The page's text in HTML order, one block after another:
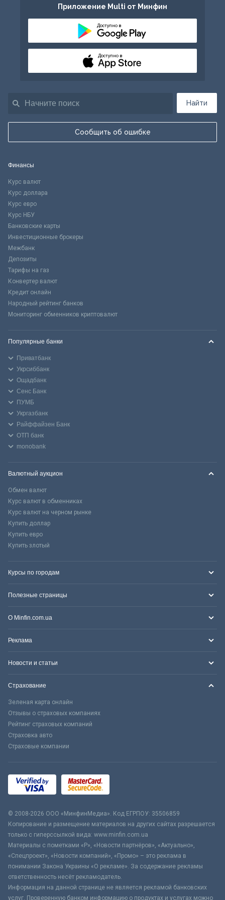
Найти
Сообщить об ошибке
Приложение Multi от Минфин
Доступно в
Доступно в
Финансы
Курс валют
Курс доллара
Курс евро
Курс НБУ
Банковские карты
Инвестиционные брокеры
Межбанк
Депозиты
Тарифы на газ
Конвертер валют
Кредит онлайн
Народный рейтинг банков
Мониторинг обменников криптовалют
Популярные банки
Приватбанк
Укрсиббанк
Ощадбанк
Сенс Банк
ПУМБ
Укргазбанк
Райффайзен Банк
ОТП банк
monobank
Валютный аукцион
Обмен валют
Курс валют в обменниках
Курс валют на черном рынке
Купить доллар
Купить евро
Купить злотый
Курсы по городам
Полезные страницы
О Minfin.com.ua
Реклама
Новости и статьи
Страхование
Зеленая карта онлайн
Отзывы о страховых компаниях
Рейтинг страховых компаний
Страховка авто
Страховые компании
© 2008-2026 ООО «МинфинМедиа». Код ЕГРПОУ: 35506859
Копирование и размещение материалов на других сайтах разрешается
только с гиперссылкой вида: www.minfin.com.ua
Материалы с пометками «Р», «Новости партнёров», «Актуально»,
«Спецпроект», «Новости компаний», «Промо» – это реклама в
понимании Закона Украины «О рекламе». За содержание рекламы
ответственность несёт рекламодатель.
Информация на данной странице не является рекламой банковских
услуг. Проверенную банком информацию о продуктах и услугах можно